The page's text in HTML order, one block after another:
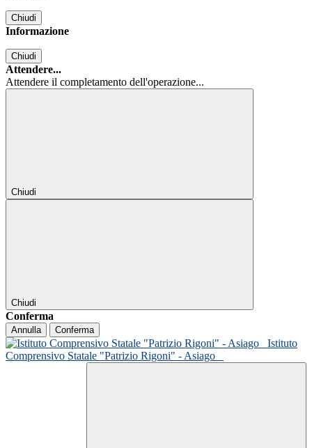
Chiudi
Informazione
Chiudi
Attendere...
Attendere il completamento dell'operazione...
Chiudi
Chiudi
Conferma
Annulla Conferma
Istituto
Comprensivo Statale "Patrizio Rigoni" - Asiago